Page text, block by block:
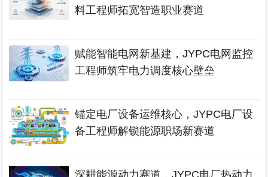
料工程师拓宽智造职业赛道
赋能智能电网新基建，JYPC电网监控
工程师筑牢电力调度核心壁垒
锚定电厂设备运维核心，JYPC电厂设
备工程师解锁能源职场新赛道
深耕能源动力赛道，JYPC电厂热动力